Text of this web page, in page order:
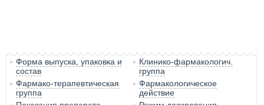
Форма выпуска, упаковка и
состав
Клинико-фармакологич.
группа
Фармако-терапевтическая
группа
Фармакологическое
действие